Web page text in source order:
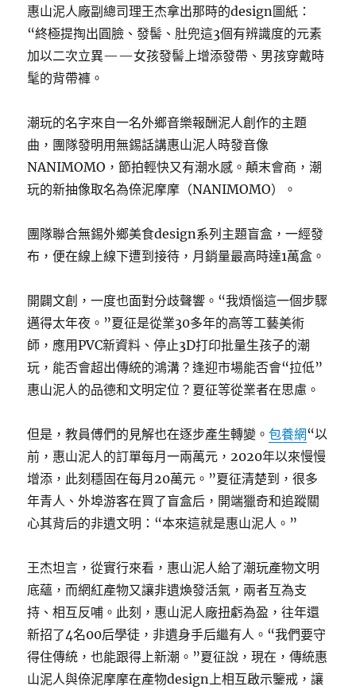
惠山泥人廠副總司理王杰拿出那時的design圖紙：
“終極提掏出圓臉、發髻、肚兜這3個有辨識度的元素
加以二次立異——女孩發髻上增添發帶、男孩穿戴時
髦的背帶褲。
潮玩的名字來自一名外鄉音樂報酬泥人創作的主題
曲，團隊發明用無錫話講惠山泥人時發音像
NANIMOMO，節拍輕快又有潮水感。顛末會商，潮
玩的新抽像取名為倷泥摩摩（NANIMOMO）。
團隊聯合無錫外鄉美食design系列主題盲盒，一經發
布，便在線上線下遭到接待，月銷量最高時達1萬盒。
開闢文創，一度也面對分歧聲響。“我煩惱這一個步驟
邁得太年夜。”夏征是從業30多年的高等工藝美術
師，應用PVC新資料、停止3D打印批量生孩子的潮
玩，能否會超出傳統的鴻溝？逢迎市場能否會“拉低”
惠山泥人的品德和文明定位？夏征等從業者在思慮。
但是，教員傅們的見解也在逐步產生轉變。包養網“以
前，惠山泥人的訂單每月一兩萬元，2020年以來慢慢
增添，此刻穩固在每月20萬元。”夏征清楚到，很多
年青人、外埠游客在買了盲盒后，開端獵奇和追蹤關
心其背后的非遺文明：“本來這就是惠山泥人。”
王杰坦言，從實行來看，惠山泥人給了潮玩產物文明
底蘊，而網紅產物又讓非遺煥發活氣，兩者互為支
持、相互反哺。此刻，惠山泥人廠扭虧為盈，往年還
新招了4名00后學徒，非遺身手后繼有人。“我們要守
得住傳統，也能跟得上新潮。”夏征說，現在，傳統惠
山泥人與倷泥摩摩在產物design上相互啟示鑒戒，讓